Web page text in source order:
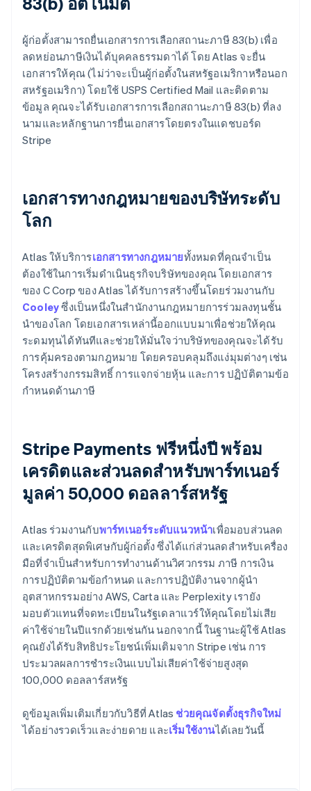
ผู้ก่อตั้งสามารถยื่นเอกสารการเลือกสถานะภาษี 83(b) เพื่อ
ลดหย่อนภาษีเงินได้บุคคลธรรมดาได้ โดย Atlas จะยื่น
เอกสารให้คุณ (ไม่ว่าจะเป็นผู้ก่อตั้งในสหรัฐอเมริกาหรือนอก
สหรัฐอเมริกา) โดยใช้ USPS Certified Mail และติดตาม
ข้อมูล คุณจะได้รับเอกสารการเลือกสถานะภาษี 83(b) ที่ลง
นามและหลักฐานการยื่นเอกสารโดยตรงในแดชบอร์ด
Stripe
เอกสารทางกฎหมายของบริษัทระดับ
โลก
Atlas ให้บริการเอกสารทางกฎหมายทั้งหมดที่คุณจำเป็น
ต้องใช้ในการเริ่มดำเนินธุรกิจบริษัทของคุณ โดยเอกสาร
ของ C Corp ของ Atlas ได้รับการสร้างขึ้นโดยร่วมงานกับ
Cooleyซึ่งเป็นหนึ่งในสำนักงานกฎหมายการร่วมลงทุนชั้น
นำของโลก โดยเอกสารเหล่านี้ออกแบบมาเพื่อช่วยให้คุณ
ระดมทุนได้ทันทีและช่วยให้มั่นใจว่าบริษัทของคุณจะได้รับ
การคุ้มครองตามกฎหมาย โดยครอบคลุมถึงแง่มุมต่างๆ เช่น
โครงสร้างกรรมสิทธิ์ การแจกจ่ายหุ้น และการ ปฏิบัติตามข้อ
กำหนดด้านภาษี
Stripe Payments ฟรีหนึ่งปี พร้อม
เครดิตและส่วนลดสำหรับพาร์ทเนอร์
มูลค่า 50,000 ดอลลาร์สหรัฐ
Atlas ร่วมงานกับพาร์ทเนอร์ระดับแนวหน้าเพื่อมอบส่วนลด
และเครดิตสุดพิเศษกับผู้ก่อตั้ง ซึ่งได้แก่ส่วนลดสำหรับเครื่อง
มือที่จำเป็นสำหรับการทำงานด้านวิศวกรรม ภาษี การเงิน
การปฏิบัติตามข้อกำหนด และการปฏิบัติงานจากผู้นำ
อุตสาหกรรมอย่าง AWS, Carta และ Perplexity เรายัง
มอบตัวแทนที่จดทะเบียนในรัฐเดลาแวร์ให้คุณโดยไม่เสีย
ค่าใช้จ่ายในปีแรกด้วยเช่นกัน นอกจากนี้ ในฐานะผู้ใช้ Atlas
คุณยังได้รับสิทธิประโยชน์เพิ่มเติมจาก Stripe เช่น การ
ประมวลผลการชำระเงินแบบไม่เสียค่าใช้จ่ายสูงสุด
100,000 ดอลลาร์สหรัฐ
ดูข้อมูลเพิ่มเติมเกี่ยวกับวิธีที่ Atlas ช่วยคุณจัดตั้งธุรกิจใหม่
ได้อย่างรวดเร็วและง่ายดาย และเริ่มใช้งานได้เลยวันนี้
กรีซ
เขตบริหารพิเศษฮ่องกง ประเทศจีน
English 简体中文